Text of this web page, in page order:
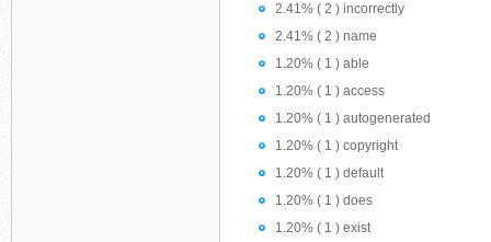
2.41% ( 2 ) incorrectly
2.41% ( 2 ) name
1.20% ( 1 ) able
1.20% ( 1 ) access
1.20% ( 1 ) autogenerated
1.20% ( 1 ) copyright
1.20% ( 1 ) default
1.20% ( 1 ) does
1.20% ( 1 ) exist